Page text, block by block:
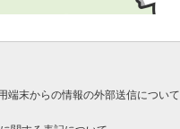
端末からの情報の外部送信について